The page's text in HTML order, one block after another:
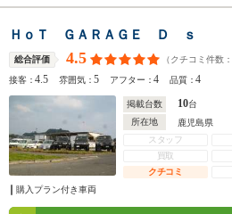
ＨｏＴ ＧＡＲＡＧＥ Ｄ ｓ
総合評価 4.5 （クチコミ件数：
接客：4.5 雰囲気：5 アフター：4 品質：4
掲載台数 10台
所在地
鹿児島県
スタッフ
買取
クチコミ
購入プラン付き車両